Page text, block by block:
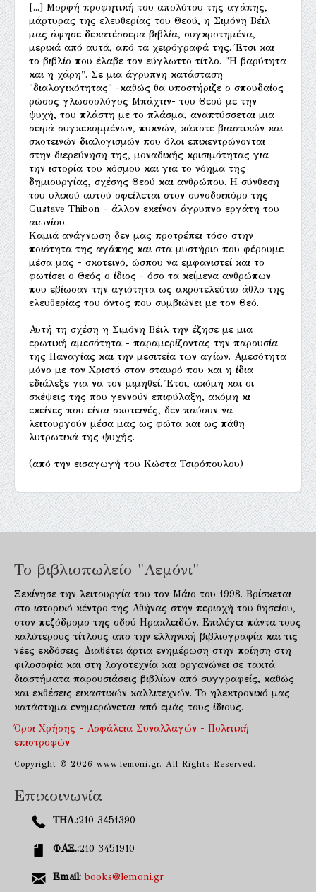
[...] Μορφή προφητική του απολύτου της αγάπης,
μάρτυρας της ελευθερίας του Θεού, η Σιμόνη Βέιλ
μας άφησε δεκατέσσερα βιβλία, συγκροτημένα,
μερικά από αυτά, από τα χειρόγραφά της. Έτσι και
το βιβλίο που έλαβε τον εύγλωττο τίτλο. "Η βαρύτητα
και η χάρη". Σε μια άγρυπνη κατάσταση
"διαλογικότητας" -καθώς θα υποστήριζε ο σπουδαίος
ρώσος γλωσσολόγος Μπάχτιν- του Θεού με την
ψυχή, του πλάστη με το πλάσμα, αναπτύσσεται μια
σειρά συγκεκομμένων, πυκνών, κάποτε βιαστικών και
σκοτεινών διαλογισμών που όλοι επικεντρώνονται
στην διερεύνηση της, μοναδικής κρισιμότητας για
την ιστορία του κόσμου και για το νόημα της
δημιουργίας, σχέσης Θεού και ανθρώπου. Η σύνθεση
του υλικού αυτού οφείλεται στον συνοδοιπόρο της
Gustave Thibon - άλλον εκείνον άγρυπνο εργάτη του
αιωνίου.
Καμιά ανάγνωση δεν μας προτρέπει τόσο στην
ποιότητα της αγάπης και στα μυστήριο που φέρουμε
μέσα μας - σκοτεινό, ώσπου να εμφανιστεί και το
φωτίσει ο Θεός ο ίδιος - όσο τα κείμενα ανθρώπων
που εβίωσαν την αγιότητα ως ακροτελεύτιο άθλο της
ελευθερίας του όντος που συμβιώνει με τον Θεό.
Αυτή τη σχέση η Σιμόνη Βέιλ την έζησε με μια
ερωτική αμεσότητα - παραμερίζοντας την παρουσία
της Παναγίας και την μεσιτεία των αγίων. Αμεσότητα
μόνο με τον Χριστό στον σταυρό που και η ίδια
εδιάλεξε για να τον μιμηθεί. Έτσι, ακόμη και οι
σκέψεις της που γεννούν επιφύλαξη, ακόμη κι
εκείνες που είναι σκοτεινές, δεν παύουν να
λειτουργούν μέσα μας ως φώτα και ως πάθη
λυτρωτικά της ψυχής.
(από την εισαγωγή του Κώστα Τσιρόπουλου)
Το βιβλιοπωλείο "Λεμόνι"
Ξεκίνησε την λειτουργία του τον Μάιο του 1998. Βρίσκεται
στο ιστορικό κέντρο της Αθήνας στην περιοχή του θησείου,
στον πεζόδρομο της οδού Ηρακλειδών. Επιλέγει πάντα τους
καλύτερους τίτλους απο την ελληνική βιβλιογραφία και τις
νέες εκδόσεις. Διαθέτει άρτια ενημέρωση στην ποίηση στη
φιλοσοφία και στη λογοτεχνία και οργανώνει σε τακτά
διαστήματα παρουσιάσεις βιβλίων από συγγραφείς, καθώς
και εκθέσεις εικαστικών καλλιτεχνών. Το ηλεκτρονικό μας
κατάστημα ενημερώνεται από εμάς τους ίδιους.
Όροι Χρήσης - Ασφάλεια Συναλλαγών - Πολιτική
επιστροφών
Copyright © 2026 www.lemoni.gr. All Rights Reserved.
Επικοινωνία
ΤΗΛ.:210 3451390
ΦΑΞ.:210 3451910
Email: books@lemoni.gr